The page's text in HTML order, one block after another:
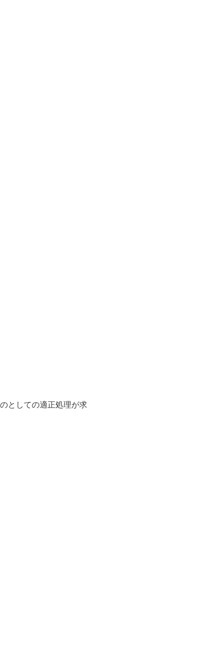
としての適正処理が求